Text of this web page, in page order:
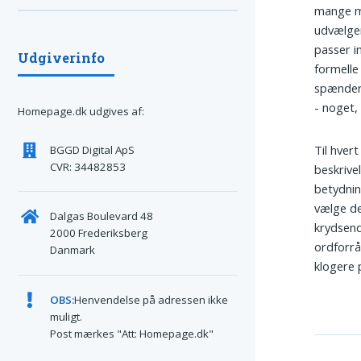
mange
passer
- noget,
Til
vælge
klogere
Udgiverinfo
Homepage.dk udgives af:
BGGD Digital ApS
CVR: 34482853
Dalgas Boulevard 48
2000 Frederiksberg
Danmark
OBS:Henvendelse på adressen ikke
muligt.
Post mærkes "Att: Homepage.dk"